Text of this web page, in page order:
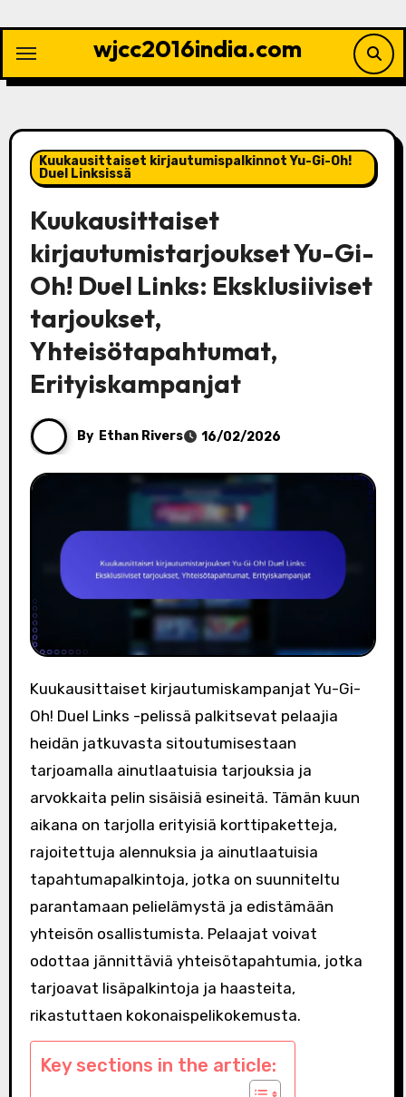
content
wjcc2016india.com
Kuukausittaiset kirjautumispalkinnot Yu-Gi-Oh!
Duel Linksissä
Kuukausittaiset
kirjautumistarjoukset Yu-Gi-
Oh! Duel Links: Eksklusiiviset
tarjoukset,
Yhteisötapahtumat,
Erityiskampanjat
By Ethan Rivers 16/02/2026
Kuukausittaiset kirjautumiskampanjat Yu-Gi-
Oh! Duel Links -pelissä palkitsevat pelaajia
heidän jatkuvasta sitoutumisestaan
tarjoamalla ainutlaatuisia tarjouksia ja
arvokkaita pelin sisäisiä esineitä. Tämän kuun
aikana on tarjolla erityisiä korttipaketteja,
rajoitettuja alennuksia ja ainutlaatuisia
tapahtumapalkintoja, jotka on suunniteltu
parantamaan pelielämystä ja edistämään
yhteisön osallistumista. Pelaajat voivat
odottaa jännittäviä yhteisötapahtumia, jotka
tarjoavat lisäpalkintoja ja haasteita,
rikastuttaen kokonaispelikokemusta.
Key sections in the article: